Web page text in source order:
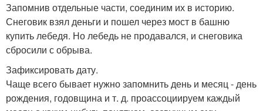
Запомнив отдельные части, соединим их в историю.
Снеговик взял деньги и пошел через мост в башню
купить лебедя. Но лебедь не продавался, и снеговика
сбросили с обрыва.
Зафиксировать дату.
Чаще всего бывает нужно запомнить день и месяц - день
рождения, годовщина и т. д. проассоциируем каждый